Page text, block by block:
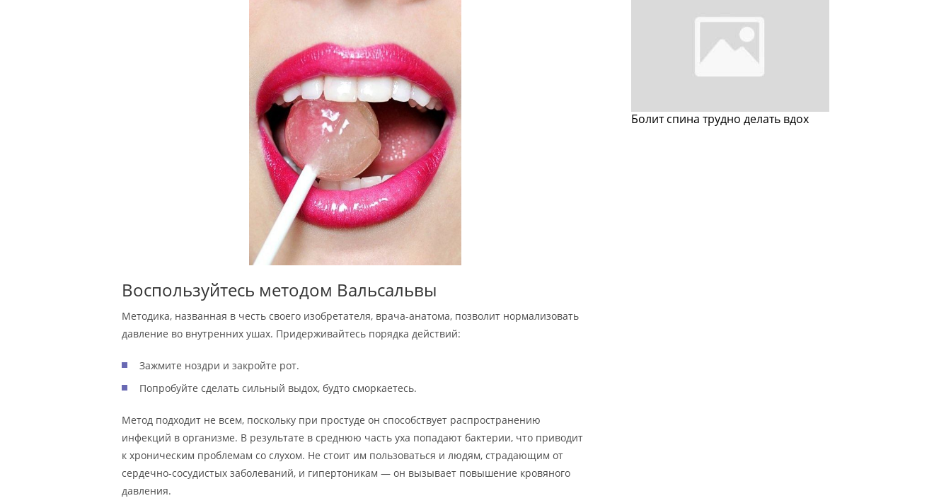
Воспользуйтесь методом Вальсальвы
Методика, названная в честь своего изобретателя, врача-анатома, позволит нормализовать
давление во внутренних ушах. Придерживайтесь порядка действий:
Зажмите ноздри и закройте рот.
Попробуйте сделать сильный выдох, будто сморкаетесь.
Метод подходит не всем, поскольку при простуде он способствует распространению
инфекций в организме. В результате в среднюю часть уха попадают бактерии, что приводит
к хроническим проблемам со слухом. Не стоит им пользоваться и людям, страдающим от
сердечно-сосудистых заболеваний, и гипертоникам — он вызывает повышение кровяного
давления.
Болит спина трудно делать вдох